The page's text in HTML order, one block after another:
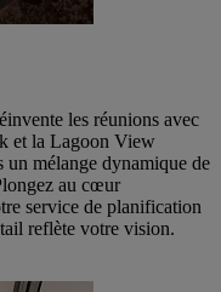
les réunions avec
et la Lagoon View
un mélange dynamique de
au cœur
service de planification
reflète votre vision.